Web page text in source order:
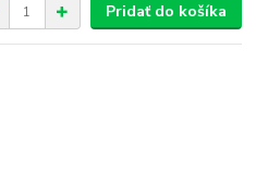
Pridať do košíka